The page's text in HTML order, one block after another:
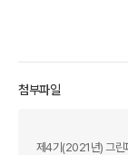
첨부파일
제4기(2021년) 그린